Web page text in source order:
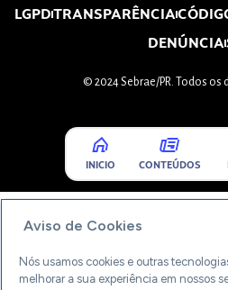
LGPDTRANSPARÊNCIA
DENÚNCIA
© 2024 Sebrae/PR. Todos os
INICIO CONTEÚDOS
Aviso de Cookies
Nós usamos cookies e outras
melhorar a sua experiência em nossos